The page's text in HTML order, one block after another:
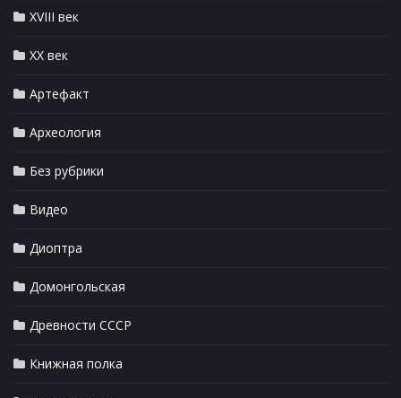
XVIII век
XX век
Артефакт
Археология
Без рубрики
Видео
Диоптра
Домонгольская
Древности СССР
Книжная полка